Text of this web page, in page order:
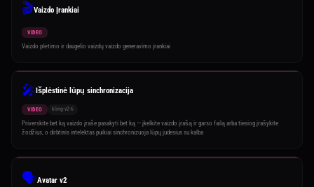
🎬Vaizdo Įrankiai
VIDEO
Vaizdo plėtimo ir daugelio vaizdų vaizdo generavimo įrankiai
🎤Išplėstinė lūpų sinchronizacija
VIDEO kling-v2-6
Priverskite bet ką vaizdo įraše pasakyti bet ką — įkelkite vaizdo įrašą ir garso failą arba tiesiog įrašykite
žodžius, o dirbtinis intelektas puikiai sinchronizuoja lūpų judesius su kalba
🗣️Avatar v2